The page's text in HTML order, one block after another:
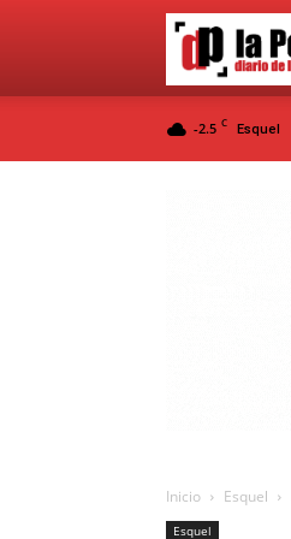
-2.5 C Esquel
Inicio Esquel
Esquel